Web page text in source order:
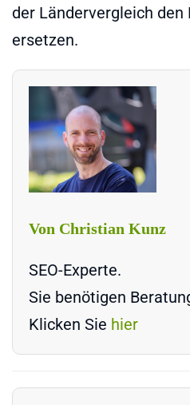
der Ländervergleich den
ersetzen.
Von Christian Kunz
SEO-Experte.
Sie benötigen
Klicken Sie hier